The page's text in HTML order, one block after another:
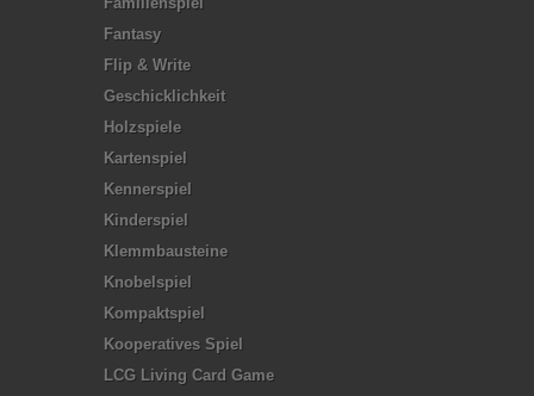
Fantasy
Flip & Write
Geschicklichkeit
Holzspiele
Kartenspiel
Kennerspiel
Kinderspiel
Klemmbausteine
Knobelspiel
Kompaktspiel
Kooperatives Spiel
LCG Living Card Game